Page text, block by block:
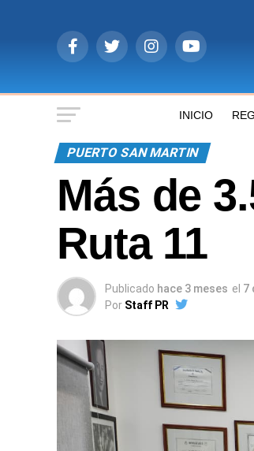
INICIO
PUERTO SAN MARTIN
Más de
Ruta 11
Publicado hace 3 meses el 7
Por Staff PR